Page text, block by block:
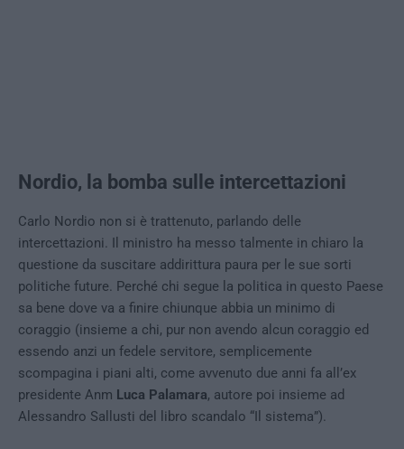
Nordio, la bomba sulle intercettazioni
Carlo Nordio non si è trattenuto, parlando delle
intercettazioni. Il ministro ha messo talmente in chiaro la
questione da suscitare addirittura paura per le sue sorti
politiche future. Perché chi segue la politica in questo Paese
sa bene dove va a finire chiunque abbia un minimo di
coraggio (insieme a chi, pur non avendo alcun coraggio ed
essendo anzi un fedele servitore, semplicemente
scompagina i piani alti, come avvenuto due anni fa all’ex
presidente Anm Luca Palamara, autore poi insieme ad
Alessandro Sallusti del libro scandalo “Il sistema”).